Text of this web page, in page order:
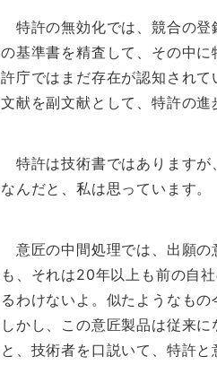
特許の無効化では、競合の登
の基準書を精査して、その中
許庁ではまだ存在が認知され
文献を副文献として、特許の
特許は技術書ではありますが
なんだと、私は思っています。
意匠の中間処理では、出願の
も、それは20年以上も前の自
るわけないよ。似たようなも
しかし、この意匠製品は従来
と、技術者を口説いて、特許